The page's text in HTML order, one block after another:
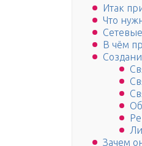
Итак
Что
В чём
Зачем